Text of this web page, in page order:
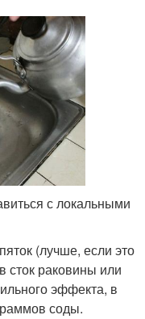
с локальными
(лучше, если это
сток раковины или
эффекта, в
соды.